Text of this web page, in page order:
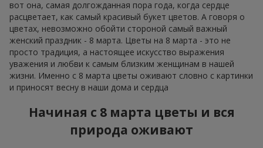
вот она, самая долгожданная пора года, когда сердце
расцветает, как самый красивый букет цветов. А говоря о
цветах, невозможно обойти стороной самый важный
женский праздник - 8 марта. Цветы на 8 марта - это не
просто традиция, а настоящее искусство выражения
уважения и любви к самым близким женщинам в нашей
жизни. Именно с 8 марта цветы оживают словно с картинки
и приносят весну в наши дома и сердца
Начиная с 8 марта цветы и вся
природа оживают